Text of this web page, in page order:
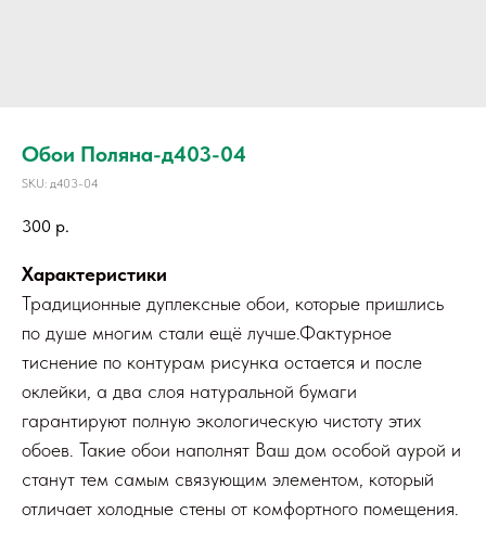
Обои Поляна-д403-04
SKU: д403-04
300 р.
Характеристики
Традиционные дуплексные обои, которые пришлись
по душе многим стали ещё лучше.Фактурное
тиснение по контурам рисунка остается и после
оклейки, а два слоя натуральной бумаги
гарантируют полную экологическую чистоту этих
обоев. Такие обои наполнят Ваш дом особой аурой и
станут тем самым связующим элементом, который
отличает холодные стены от комфортного помещения.